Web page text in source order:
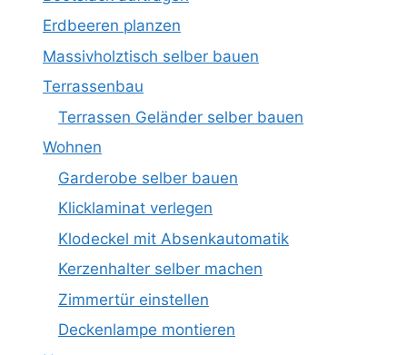
Erdbeeren planzen
Massivholztisch selber bauen
Terrassenbau
Terrassen Geländer selber bauen
Wohnen
Garderobe selber bauen
Klicklaminat verlegen
Klodeckel mit Absenkautomatik
Kerzenhalter selber machen
Zimmertür einstellen
Deckenlampe montieren